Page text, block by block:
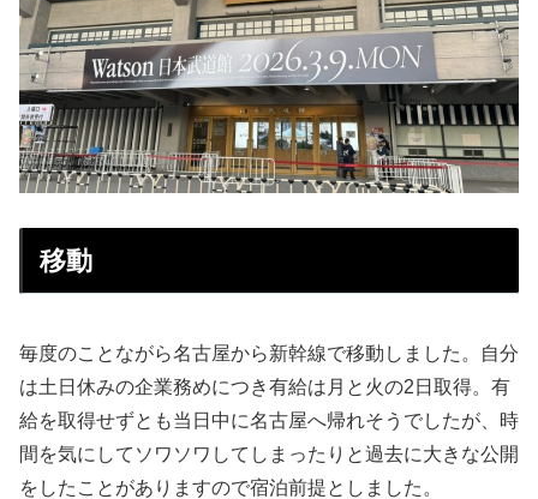
移動
毎度のことながら名古屋から新幹線で移動しました。自分
は土日休みの企業務めにつき有給は月と火の2日取得。有
給を取得せずとも当日中に名古屋へ帰れそうでしたが、時
間を気にしてソワソワしてしまったりと過去に大きな公開
をしたことがありますので宿泊前提としました。